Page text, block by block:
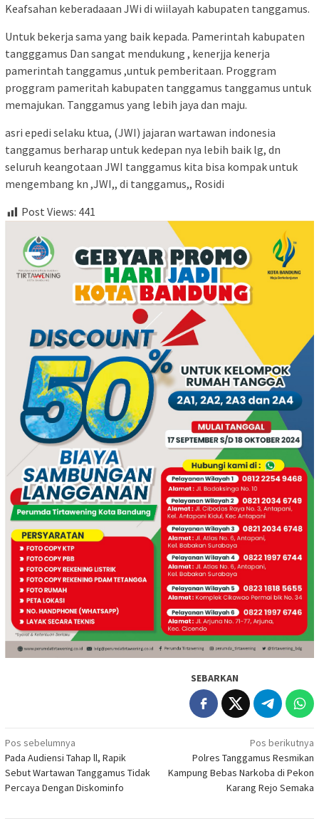
Keafsahan keberadaaan JWi di wiilayah kabupaten tanggamus.
Untuk bekerja sama yang baik kepada. Pamerintah kabupaten
tangggamus Dan sangat mendukung , kenerjja kenerja
pamerintah tanggamus ,untuk pemberitaan. Proggram
proggram pameritah kabupaten tanggamus tanggamus untuk
memajukan. Tanggamus yang lebih jaya dan maju.
asri epedi selaku ktua, (JWI) jajaran wartawan indonesia
tanggamus berharap untuk kedepan nya lebih baik lg, dn
seluruh keangotaan JWI tanggamus kita bisa kompak untuk
mengembang kn ,JWI,, di tanggamus,, Rosidi
Post Views: 441
SEBARKAN
Navigasi
pos
Pos sebelumnya
Pada Audiensi Tahap ll, Rapik
Sebut Wartawan Tanggamus Tidak
Percaya Dengan Diskominfo
Pos berikutnya
Polres Tanggamus Resmikan
Kampung Bebas Narkoba di Pekon
Karang Rejo Semaka